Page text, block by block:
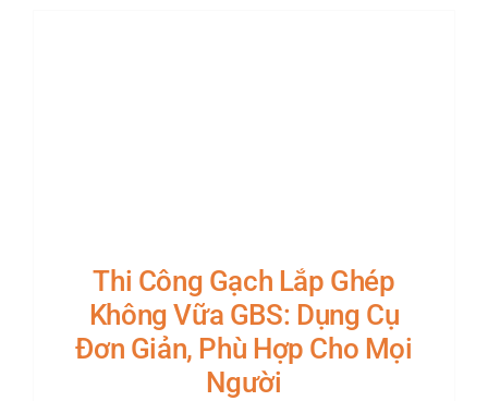
Thi Công Gạch Lắp Ghép
Không Vữa GBS: Dụng Cụ
Đơn Giản, Phù Hợp Cho Mọi
Người